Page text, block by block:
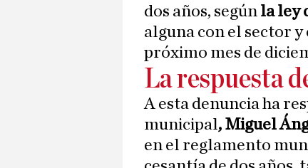
dos años, según la ley
alguna con el sector y
próximo mes de
La respuesta
A esta denuncia ha
municipal, Miguel
en el reglamento